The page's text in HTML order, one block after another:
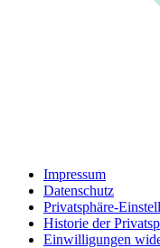
Impressum
Datenschutz
Privatsphäre-
Historie der
Einwilligungen